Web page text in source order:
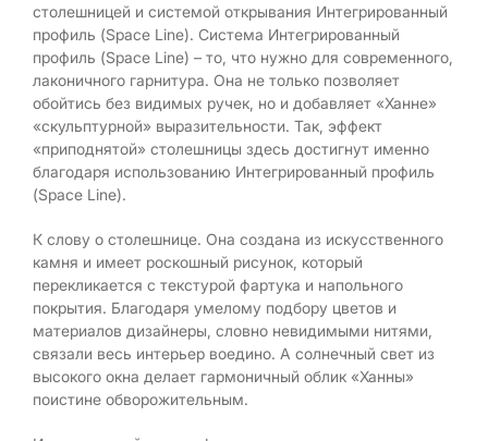
столешницей и системой открывания Интегрированный
профиль (Space Line). Система Интегрированный
профиль (Space Line) – то, что нужно для современного,
лаконичного гарнитура. Она не только позволяет
обойтись без видимых ручек, но и добавляет «Ханне»
«скульптурной» выразительности. Так, эффект
«приподнятой» столешницы здесь достигнут именно
благодаря использованию Интегрированный профиль
(Space Line).
К слову о столешнице. Она создана из искусственного
камня и имеет роскошный рисунок, который
перекликается с текстурой фартука и напольного
покрытия. Благодаря умелому подбору цветов и
материалов дизайнеры, словно невидимыми нитями,
связали весь интерьер воедино. А солнечный свет из
высокого окна делает гармоничный облик «Ханны»
поистине обворожительным.